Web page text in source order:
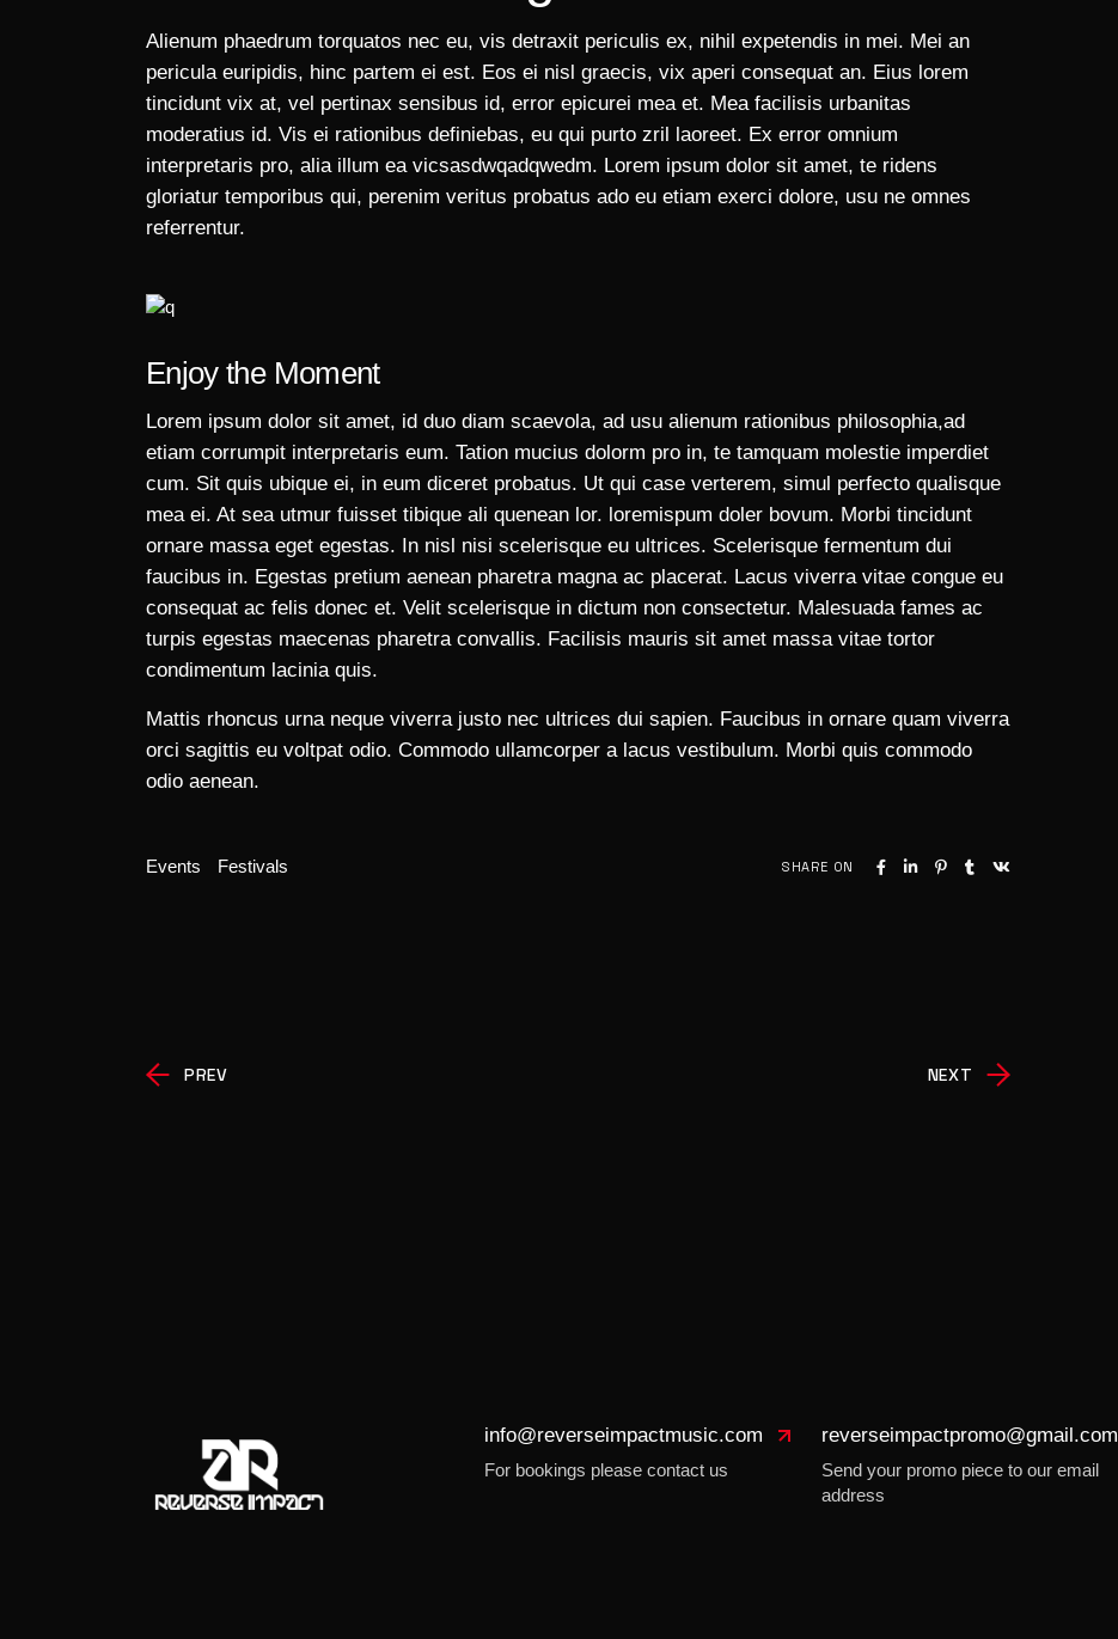
Alienum phaedrum torquatos nec eu, vis detraxit periculis ex, nihil expetendis in mei. Mei an
pericula euripidis, hinc partem ei est. Eos ei nisl graecis, vix aperi consequat an. Eius lorem
tincidunt vix at, vel pertinax sensibus id, error epicurei mea et. Mea facilisis urbanitas
moderatius id. Vis ei rationibus definiebas, eu qui purto zril laoreet. Ex error omnium
interpretaris pro, alia illum ea vicsasdwqadqwedm. Lorem ipsum dolor sit amet, te ridens
gloriatur temporibus qui, perenim veritus probatus ado eu etiam exerci dolore, usu ne omnes
referrentur.
Enjoy the Moment
Lorem ipsum dolor sit amet, id duo diam scaevola, ad usu alienum rationibus philosophia,ad
etiam corrumpit interpretaris eum. Tation mucius dolorm pro in, te tamquam molestie imperdiet
cum. Sit quis ubique ei, in eum diceret probatus. Ut qui case verterem, simul perfecto qualisque
mea ei. At sea utmur fuisset tibique ali quenean lor. loremispum doler bovum. Morbi tincidunt
ornare massa eget egestas. In nisl nisi scelerisque eu ultrices. Scelerisque fermentum dui
faucibus in. Egestas pretium aenean pharetra magna ac placerat. Lacus viverra vitae congue eu
consequat ac felis donec et. Velit scelerisque in dictum non consectetur. Malesuada fames ac
turpis egestas maecenas pharetra convallis. Facilisis mauris sit amet massa vitae tortor
condimentum lacinia quis.
Mattis rhoncus urna neque viverra justo nec ultrices dui sapien. Faucibus in ornare quam viverra
orci sagittis eu voltpat odio. Commodo ullamcorper a lacus vestibulum. Morbi quis commodo
odio aenean.
Events Festivals SHARE ON
PREV NEXT
info@reverseimpactmusic.com
For bookings please contact us
reverseimpactpromo@gmail.com
Send your promo piece to our email
address